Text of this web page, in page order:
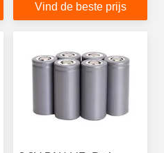
Vind de beste prijs